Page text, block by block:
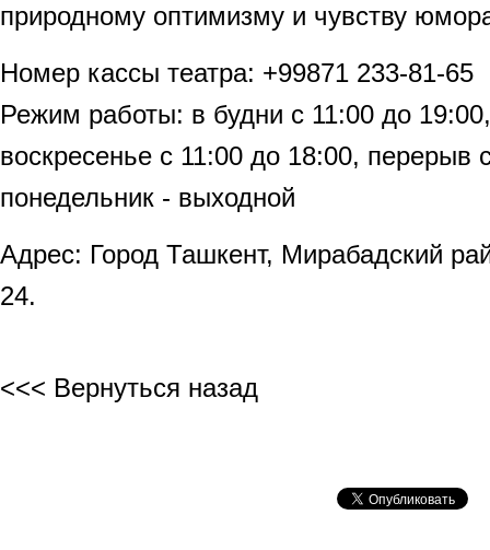
природному оптимизму и чувству
Номер кассы театра: +99871 233-81-65
Режим работы: в будни с 11:00 до
воскресенье с 11:00 до 18:00, перерыв
понедельник - выходной
Адрес: Город Ташкент, Мирабадский
24.
<<< Вернуться назад